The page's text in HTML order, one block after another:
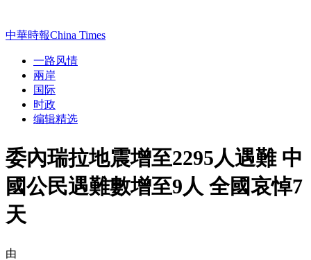
中華時報China Times
一路风情
兩岸
国际
时政
编辑精选
委內瑞拉地震增至2295人遇難 中
國公民遇難數增至9人 全國哀悼7
天
由